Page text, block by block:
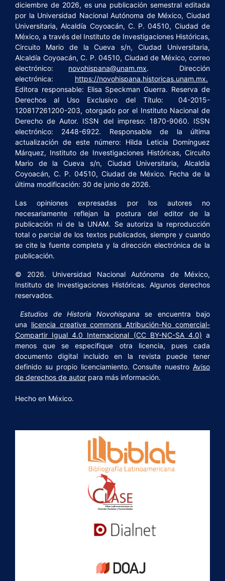
diciembre de 2026, es una publicación semestral editada
por la Universidad Nacional Autónoma de México, Ciudad
Universitaria, Alcaldía Coyoacán, C. P. 04510, Ciudad de
México, a través del Instituto de Investigaciones Históricas,
Circuito Mario de la Cueva s/n, Ciudad Universitaria,
Alcaldía Coyoacán, C. P. 04510, Ciudad de México, correo
electrónico: novohispana@unam.mx. Dirección
electrónica: https://novohispana.historicas.unam.mx.
Editora responsable: Elisa Speckman Guerra. Reserva de
Derechos al Uso Exclusivo del Título: 04-2015-
120817261200-203, otorgado por el Instituto Nacional de
Derecho de Autor. ISSN del impreso: 1870-9060. ISSN
electrónico: 2448-6922. Responsable de la última
actualización de este número: Hilda Leticia Domínguez
Márquez, Instituto de Investigaciones Históricas, Circuito
Mario de la Cueva s/n, Ciudad Universitaria, Alcaldía
Coyoacán, C. P. 04510, Ciudad de México. Fecha de la
última modificación: 30 de junio de 2026.
Las opiniones expresadas por los autores no
necesariamente reflejan la postura del editor de la
publicación ni de la UNAM. Se autoriza la reproducción
total o parcial de los textos publicados, siempre y cuando
se cite la fuente completa y la dirección electrónica de la
publicación.
© 2026. Universidad Nacional Autónoma de México,
Instituto de Investigaciones Históricas. Algunos derechos
reservados.
Estudios de Historia Novohispana se encuentra bajo
una licencia creative commons Atribución-No comercial-
Compartir Igual 4.0 Internacional (CC BY-NC-SA 4.0) a
menos que se especifique otra licencia, pues cada
documento digital incluido en la revista puede tener
definido su propio licenciamiento. Consulte nuestro Aviso
de derechos de autor para más información.
Hecho en México.